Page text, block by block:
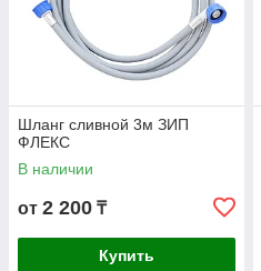
Шланг сливной 3м ЗИП
ФЛЕКС
В наличии
от 2 200 ₸
Купить